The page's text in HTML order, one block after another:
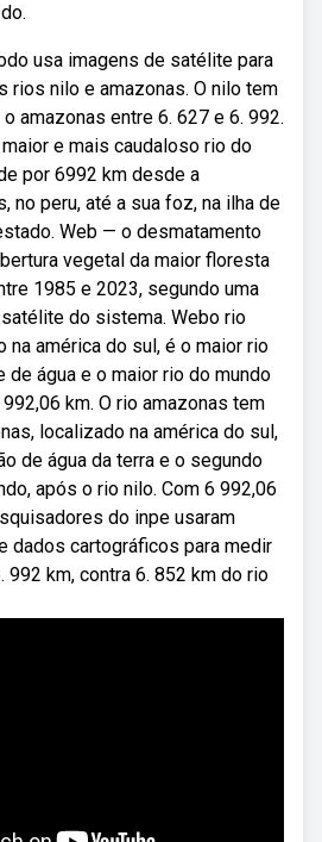
usa imagens de satélite para
rios nilo e amazonas. O nilo tem
amazonas entre 6. 627 e 6. 992.
e mais caudaloso rio do
por 6992 km desde a
no peru, até a sua foz, na ilha de
Web — o desmatamento
vegetal da maior floresta
1985 e 2023, segundo uma
do sistema. Webo rio
na américa do sul, é o maior rio
de água e o maior rio do mundo
km. O rio amazonas tem
localizado na américa do sul,
de água da terra e o segundo
após o rio nilo. Com 6 992,06
do inpe usaram
dados cartográficos para medir
992 km, contra 6. 852 km do rio